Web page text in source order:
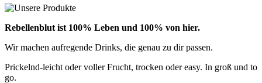
Rebellenblut ist 100% Leben und 100% von hier.
Wir machen aufregende Drinks, die genau zu dir passen.
Prickelnd-leicht oder voller Frucht, trocken oder easy. In groß und to
go.